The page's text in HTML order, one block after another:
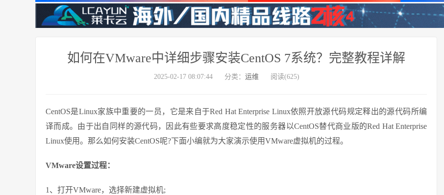
如何在VMware中详细步骤安装CentOS 7系统？完整教程详解
2025-02-17 08:07:44 分类： 运维 阅读(625)
CentOS是Linux家族中重要的一员，它是来自于Red Hat Enterprise Linux依照开放源代码规定释出的源代码所编
译而成。由于出自同样的源代码，因此有些要求高度稳定性的服务器以CentOS替代商业版的Red Hat Enterprise
Linux使用。那么如何安装CentOS呢?下面小编就为大家演示使用VMware虚拟机的过程。
VMware设置过程：
1、打开VMware，选择新建虚拟机;